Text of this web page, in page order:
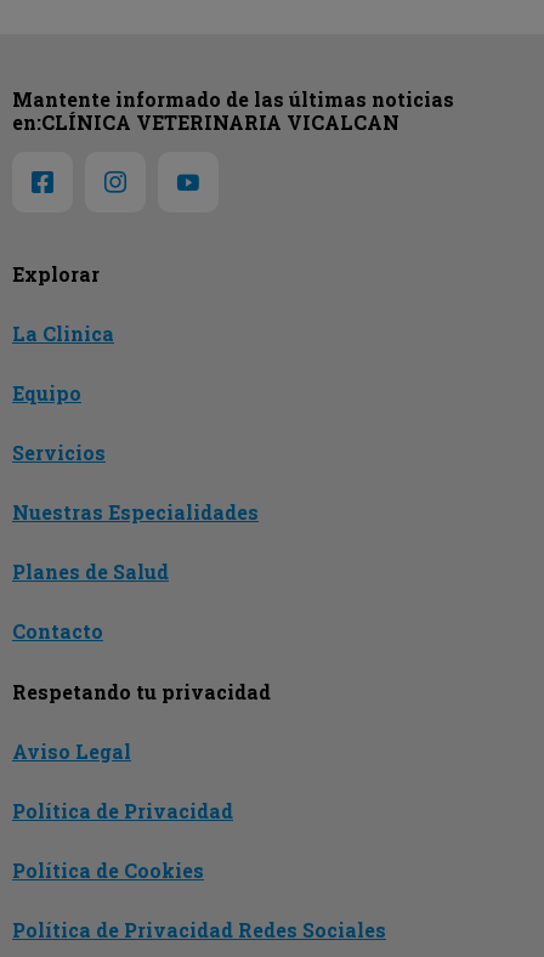
Explorar
La Clinica
Equipo
Servicios
Nuestras Especialidades
Planes de Salud
Contacto
Respetando tu privacidad
Aviso Legal
Política de Privacidad
Política de Cookies
Política de Privacidad Redes Sociales
Mantente informado de las últimas noticias
en:CLÍNICA VETERINARIA VICALCAN